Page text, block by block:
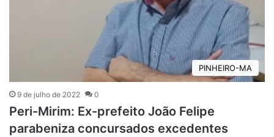
PINHEIRO-MA
9 de julho de 2022 0
Peri-Mirim: Ex-prefeito João Felipe
parabeniza concursados excedentes